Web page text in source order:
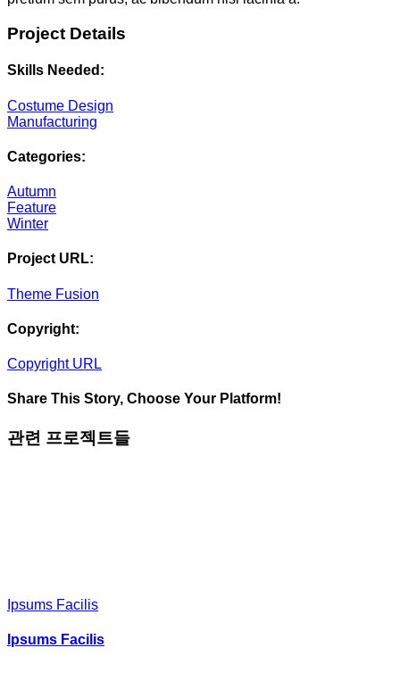
Project Details
Skills Needed:
Costume Design
Manufacturing
Categories:
Autumn
Feature
Winter
Project URL:
Theme Fusion
Copyright:
Copyright URL
Share This Story, Choose Your Platform!
Facebook
X
Reddit
LinkedIn
Tumblr
Pinterest
Vk
이
관련 프로젝트들
Ipsums Facilis
Ipsums Facilis